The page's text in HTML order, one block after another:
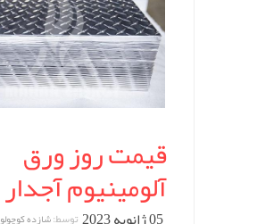
قیمت روز ورق
آلومینیوم آجدار
توسط:شازده کوچولو